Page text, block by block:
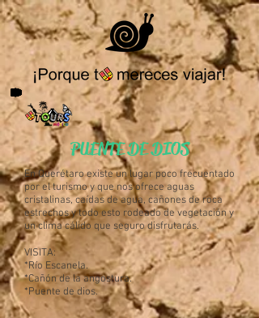
PUENTE DE DIOS
En Querétaro existe un lugar poco frecuentado
por el turismo y que nos ofrece aguas
cristalinas, caídas de agua, cañones de roca
estrechos y todo esto rodeado de vegetación y
un clima cálido que seguro disfrutarás.
VISITA:
*Río Escanela.
*Cañón de la angostura.
*Puente de dios.